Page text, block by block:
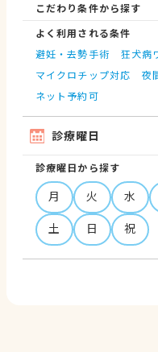
こだわり条件から探す
よく利用される条件
避妊・去勢手術
狂犬病
マイクロチップ対応
夜
ネット予約可
診療曜日
診療曜日から探す
月 火 水
土
日 祝